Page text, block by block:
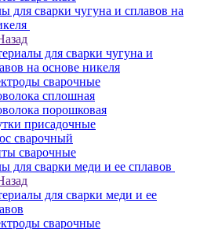
для сварки чугуна и сплавов на
для сварки чугуна и
на основе никеля
сварочные
сплошная
порошковая
присадочные
сварочный
сварочные
для сварки меди и ее сплавов
для сварки меди и ее
сварочные